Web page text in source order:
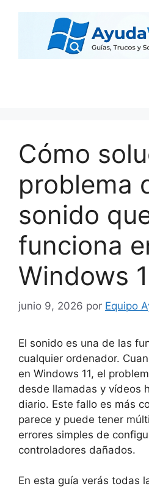
Cómo
problema
sonido
funciona
Windows
junio 9, 2026 por Equipo
El sonido es una de las
cualquier ordenador.
en Windows 11, el
desde llamadas y vídeos
diario. Este fallo es más
parece y puede tener
errores simples de
controladores dañados.
En esta guía verás todas